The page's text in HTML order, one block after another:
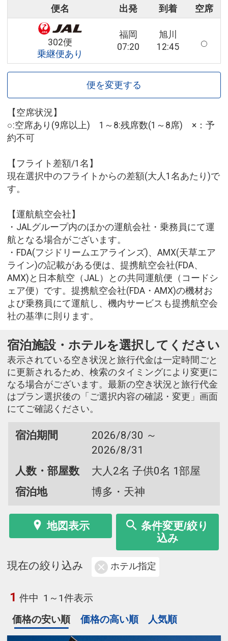
便名 出発 到着 空席
302便
乗継便あり
福岡
07:20
旭川
12:45
便を変更する
【空席状況】
○:空席あり(9席以上) 1～8:残席数(1～8席) ×：予
約不可
【フライト差額/1名】
現在選択中のフライトからの差額(大人1名あたり)で
す。
【運航航空会社】
・JALグループ内のほかの運航会社・乗務員にて運
航となる場合がございます。
・FDA(フジドリームエアラインズ)、AMX(天草エア
ライン)の記載がある便は、提携航空会社(FDA、
AMX)と日本航空（JAL）との共同運航便（コードシ
ェア便）です。提携航空会社(FDA・AMX)の機材お
よび乗務員にて運航し、機内サービスも提携航空会
社の基準に則ります。
宿泊施設・ホテルを選択してください
表示されている空き状況と旅行代金は一定時間ごと
に更新されるため、検索のタイミングにより変更に
なる場合がございます。最新の空き状況と旅行代金
はプラン選択後の「ご選択内容の確認・変更」画面
にてご確認ください。
宿泊期間
2026/8/30 ～
2026/8/31
人数・部屋数
大人2名 子供0名 1部屋
宿泊地
博多・天神
地図表示
条件変更/絞り
込み
現在の絞り込み ホテル指定
1 件中 1～1件表示
価格の安い順
価格の高い順 人気順